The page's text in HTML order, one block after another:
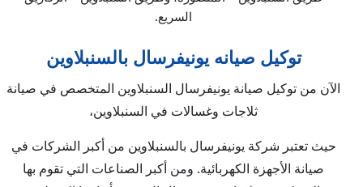
السريع.
توكيل صيانه يونيفرسال بالسنبلاوين
الآن من توكيل صيانة يونيفرسال السنبلاوين المتخصص في صيانة
ثلاجات وغسالات في السنبلاوين،
حيث تعتبر شركة يونيفرسال بالسنبلاوين من أكبر الشركات في
صيانة الأجهزة الكهربائية. ومن أكبر الصناعات التي تقوم بها